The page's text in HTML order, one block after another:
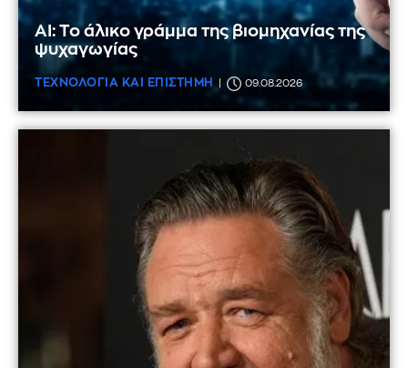
AI: Το άλικο γράμμα της βιομηχανίας της
ψυχαγωγίας
ΤΕΧΝΟΛΟΓΙΑ ΚΑΙ ΕΠΙΣΤΗΜΗ 09.08.2026